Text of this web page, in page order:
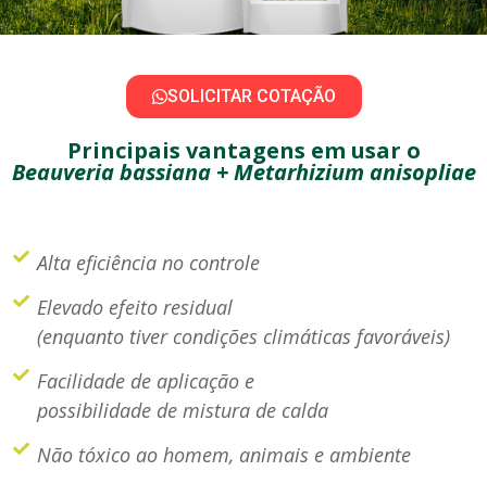
SOLICITAR COTAÇÃO
Principais vantagens em usar o
Beauveria bassiana + Metarhizium anisopliae
Alta eficiência no controle
Elevado efeito residual
(enquanto tiver condições climáticas favoráveis)
Facilidade de aplicação e
possibilidade de mistura de calda
Não tóxico ao homem, animais e ambiente